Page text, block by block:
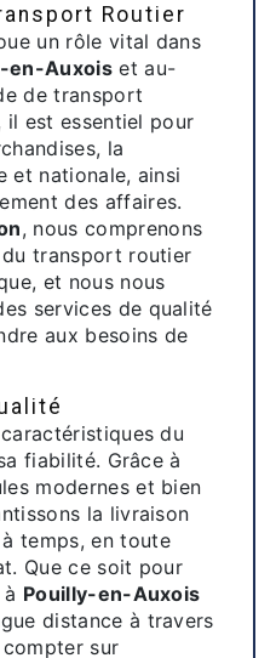
Routier
un rôle vital dans
en-Auxoiset au-
de transport
est essentiel pour
la
et nationale, ainsi
des affaires.
, nous comprenons
transport routier
et nous nous
services de qualité
aux besoins de
du
fiabilité. Grâce à
modernes et bien
la livraison
temps, en toute
Que ce soit pour
Pouilly-en-Auxois
distance à travers
sur